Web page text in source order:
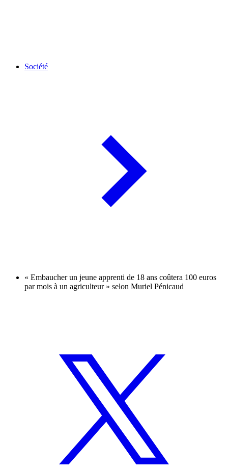
Société
« Embaucher un jeune apprenti de 18 ans coûtera 100 euros
par mois à un agriculteur » selon Muriel Pénicaud